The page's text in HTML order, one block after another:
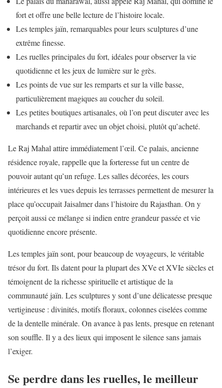
fort et offre une belle lecture de l’histoire locale.
Les temples jaïn, remarquables pour leurs sculptures d’une
extrême finesse.
Les ruelles principales du fort, idéales pour observer la vie
quotidienne et les jeux de lumière sur le grès.
Les points de vue sur les remparts et sur la ville basse,
particulièrement magiques au coucher du soleil.
Les petites boutiques artisanales, où l’on peut discuter avec les
marchands et repartir avec un objet choisi, plutôt qu’acheté.
Le Raj Mahal attire immédiatement l’œil. Ce palais, ancienne
résidence royale, rappelle que la forteresse fut un centre de
pouvoir autant qu’un refuge. Les salles décorées, les cours
intérieures et les vues depuis les terrasses permettent de mesurer la
place qu’occupait Jaisalmer dans l’histoire du Rajasthan. On y
perçoit aussi ce mélange si indien entre grandeur passée et vie
quotidienne encore présente.
Les temples jaïn sont, pour beaucoup de voyageurs, le véritable
trésor du fort. Ils datent pour la plupart des XVe et XVIe siècles et
témoignent de la richesse spirituelle et artistique de la
communauté jaïn. Les sculptures y sont d’une délicatesse presque
vertigineuse : divinités, motifs floraux, colonnes ciselées comme
de la dentelle minérale. On avance à pas lents, presque en retenant
son souffle. Il y a des lieux qui imposent le silence sans jamais
l’exiger.
Se perdre dans les ruelles, le meilleur